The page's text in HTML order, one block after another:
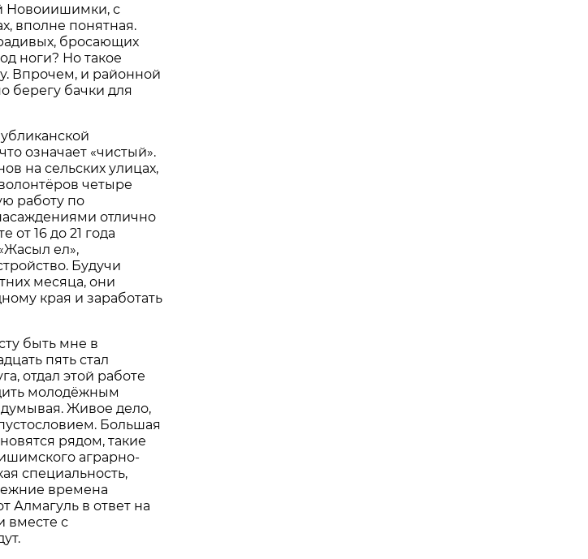
Новоиишимки, с
вполне понятная.
бросающих
ноги? Но такое
Впрочем, и районной
берегу бачки для
означает «чистый».
на сельских улицах,
четыре
работу по
отлично
от 16 до 21 года
ел»,
Будучи
месяца, они
края и заработать
быть мне в
пять стал
отдал этой работе
молодёжным
Живое дело,
Большая
рядом, такие
аграрно-
специальность,
времена
Алмагуль в ответ на
вместе с